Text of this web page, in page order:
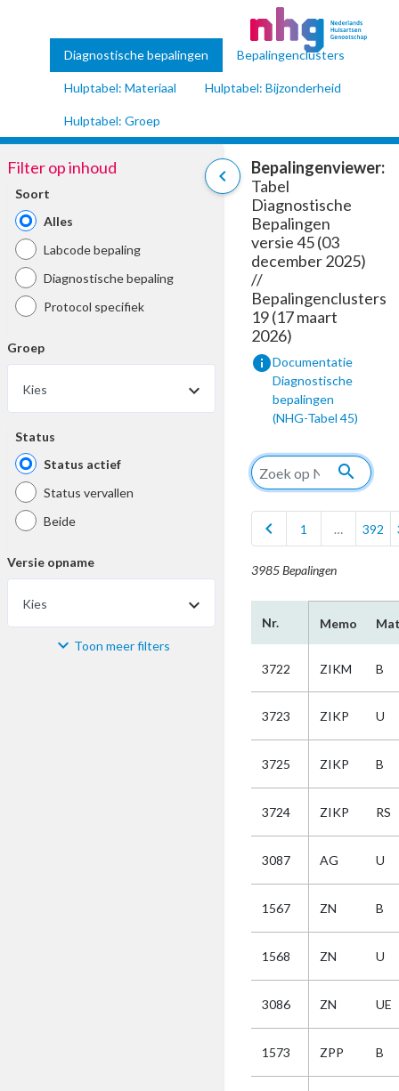
Diagnostische bepalingen Bepalingenclusters
Hulptabel: Materiaal Hulptabel: Bijzonderheid
Hulptabel: Groep
chevron_left
Filter op inhoud
Soort
Alles
Labcode bepaling
Diagnostische bepaling
Protocol specifiek
Groep
Kies
Status
Status actief
Status vervallen
Beide
Versie opname
Kies
Materiaal Toon meer filters
Bepalingenviewer:
Tabel
Diagnostische
Bepalingen
versie 45 (03
december 2025)
//
Bepalingenclusters
19 (17 maart
2026)
infoDocumentatie
Diagnostische
bepalingen
(NHG-Tabel 45)
search
chevron_left 1 … 392
3985 Bepalingen
Nr. Memo
3722 ZIKM B
3723 ZIKP U
3725 ZIKP B
3724 ZIKP RS
3087 AG U
1567 ZN B
1568 ZN U
3086 ZN UE
1573 ZPP B